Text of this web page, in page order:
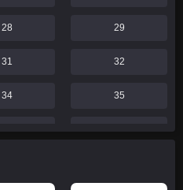
28 29
31 32
34 35
37 38